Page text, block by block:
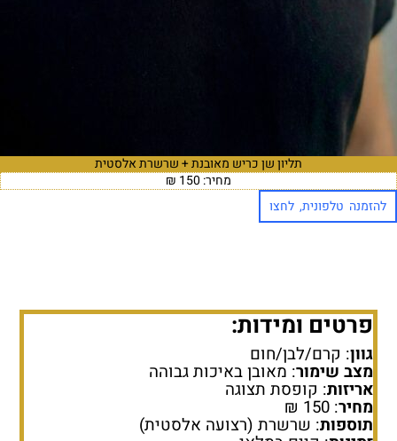
תליון שן כריש מאובנת + שרשרת אלסטית
מחיר: 150 ₪
להזמנה טלפונית, לחצו
פרטים ומידות:
גוון: קרם/לבן/חום
מצב שימור: מאובן באיכות גבוהה
אריזות: קופסת תצוגה
מחיר: 150 ₪
תוספות: שרשרת (רצועה אלסטית)